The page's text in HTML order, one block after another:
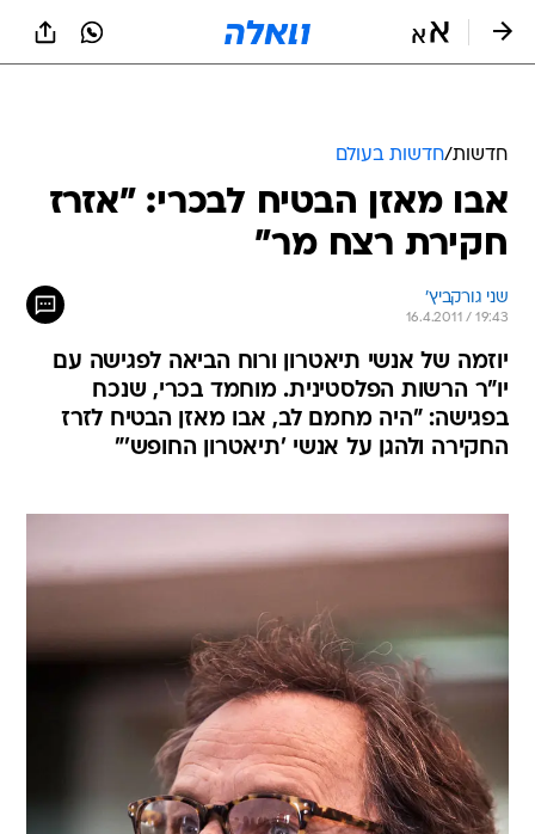
חדשות/חדשות בעולם
אבו מאזן הבטיח לבכרי: "אזרז
חקירת רצח מר"
שני גורקביץ'
16.4.2011 / 19:43
יוזמה של אנשי תיאטרון ורוח הביאה לפגישה עם
יו"ר הרשות הפלסטינית. מוחמד בכרי, שנכח
בפגישה: "היה מחמם לב, אבו מאזן הבטיח לזרז
החקירה ולהגן על אנשי 'תיאטרון החופש'"